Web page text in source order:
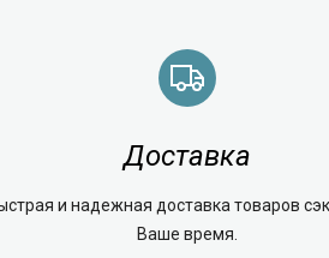
Доставка
и надежная доставка товаров
Ваше время.